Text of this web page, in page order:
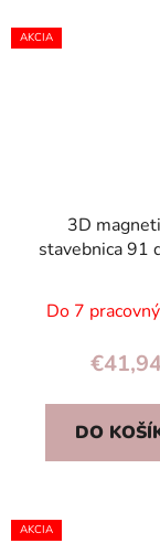
AKCIA
3D
stavebnica 91
magnetické
deti
Do 7
DO
AKCIA